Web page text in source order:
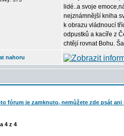
lidé..a svoje
nejznámnější kniha
k obrazu vládnoucí
odpustků a kacíře z
chtějí rovnat Bohu.
nahoru
4 z 4